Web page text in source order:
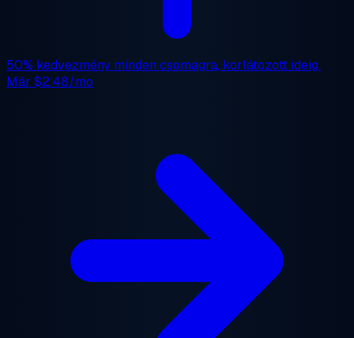
50% kedvezmény minden csomagra, korlátozott ideig.
Már $2.48/mo